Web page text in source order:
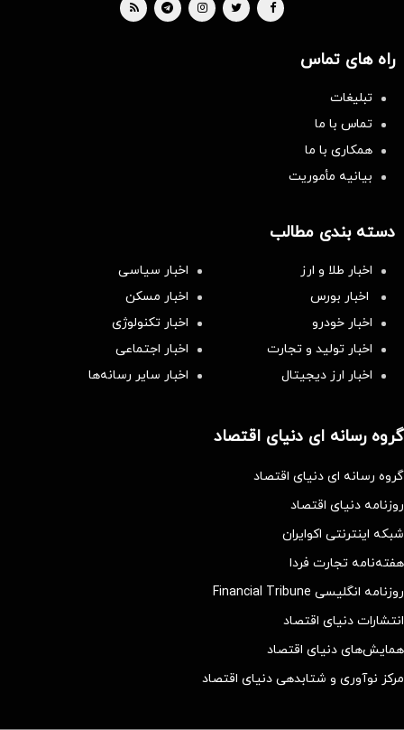
راه های تماس
تبلیغات
تماس با ما
همکاری با ما
بیانیه مأموریت
دسته بندی مطالب
اخبار طلا و ارز
اخبار سیاسی
اخبار بورس
اخبار مسکن
اخبار خودرو
اخبار تکنولوژی
اخبار تولید و تجارت
اخبار اجتماعی
اخبار ارز دیجیتال
اخبار سایر رسانه‌‌ها
گروه رسانه ای دنیای اقتصاد
گروه رسانه ای دنیای اقتصاد
روزنامه دنیای اقتصاد
شبکه اینترنتی اکوایران
هفته‌نامه تجارت فردا
روزنامه انگلیسی Financial Tribune
انتشارات دنیای اقتصاد
همایش‌های دنیای اقتصاد
مرکز نوآوری و شتابدهی دنیای اقتصاد